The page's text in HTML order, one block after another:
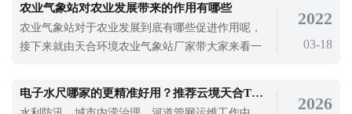
倍。太阳的寿命至少为40亿年，与人类历史相比，
太阳能持续提供地球的时间是无限的，这
农业气象站对农业发展带来的作用有哪些
农业气象站对于农业发展到底有哪些促进作用呢，
接下来就由天合环境农业气象站厂家带大家来看一
2022
03-18
电子水尺哪家的更精准好用？推荐云境天合TH-SC系列经济型设备
2026